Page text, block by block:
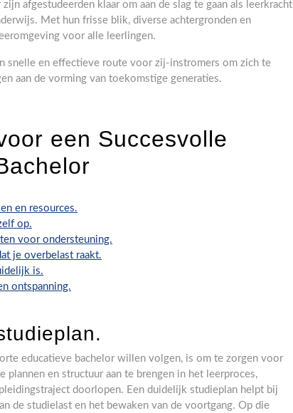
afgestudeerden klaar om aan de slag te gaan als leerkracht
Met hun frisse blik, diverse achtergronden en
voor alle leerlingen.
snelle en effectieve route voor zij-instromers om zich te
aan de vorming van toekomstige generaties.
een Succesvolle
en resources.
op.
voor ondersteuning.
je overbelast raakt.
is.
ontspanning.
educatieve bachelor willen volgen, is om te zorgen voor
en structuur aan te brengen in het leerproces,
doorlopen. Een duidelijk studieplan helpt bij
de studielast en het bewaken van de voortgang. Op die